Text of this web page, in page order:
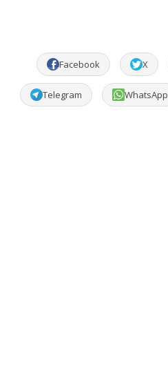
Facebook X
Telegram WhatsApp